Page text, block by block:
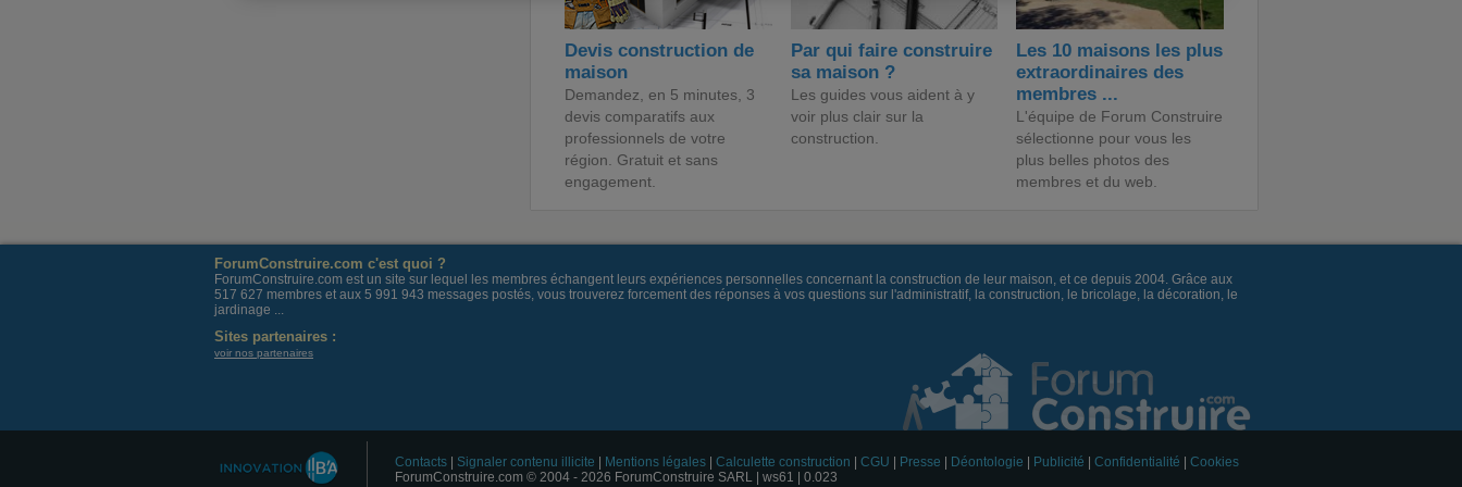
Devis construction de
maison
Demandez, en 5 minutes, 3
devis comparatifs aux
professionnels de votre
région. Gratuit et sans
engagement.
Par qui faire construire
sa maison ?
Les guides vous aident à y
voir plus clair sur la
construction.
Les 10 maisons les plus
extraordinaires des
membres ...
L'équipe de Forum Construire
sélectionne pour vous les
plus belles photos des
membres et du web.
ForumConstruire.com c'est quoi ?
ForumConstruire.com est un site sur lequel les membres échangent leurs expériences personnelles concernant la construction de leur maison, et ce depuis 2004. Grâce aux
517 627 membres et aux 5 991 943 messages postés, vous trouverez forcement des réponses à vos questions sur l'administratif, la construction, le bricolage, la décoration, le
jardinage ...
Sites partenaires :
voir nos partenaires
Contacts Signaler contenu illicite Mentions légales Calculette construction CGU Presse Déontologie Publicité Confidentialité
Cookies
ForumConstruire.com © 2004 - 2026 ForumConstruire SARL | ws61 | 0.023